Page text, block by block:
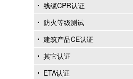
线缆CPR认证
防火等级测试
建筑产品CE认证
其它认证
ETA认证